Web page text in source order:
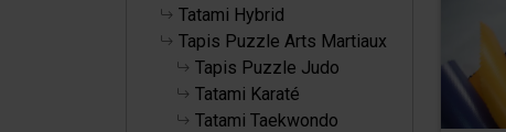
Tatami Hybrid
Tapis Puzzle Arts Martiaux
Tapis Puzzle Judo
Tatami Karaté
Tatami Taekwondo